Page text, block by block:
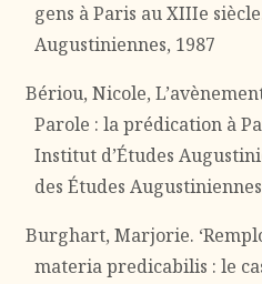
gens à Paris au XIIIe
Augustiniennes, 1987
Bériou, Nicole,
Parole : la prédication à
Institut d’Études
des Études
Burghart, Marjorie.
materia predicabilis : le